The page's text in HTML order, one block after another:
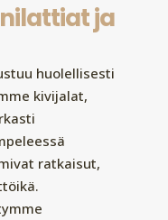
ja
huolellisesti
kivijalat,
ratkaisut,